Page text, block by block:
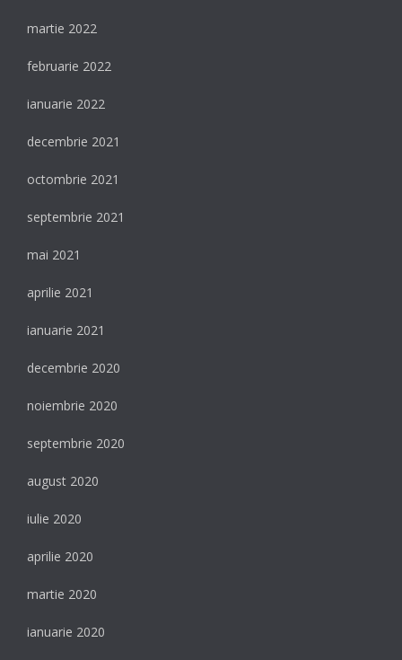
martie 2022
februarie 2022
ianuarie 2022
decembrie 2021
octombrie 2021
septembrie 2021
mai 2021
aprilie 2021
ianuarie 2021
decembrie 2020
noiembrie 2020
septembrie 2020
august 2020
iulie 2020
aprilie 2020
martie 2020
ianuarie 2020